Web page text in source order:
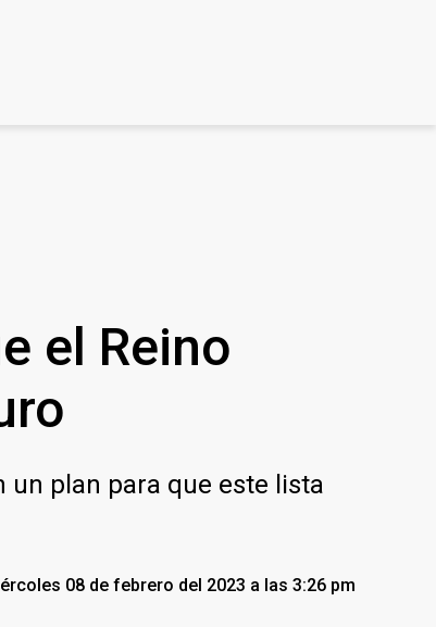
el Reino
un plan para que este lista
08 de febrero del 2023 a las 3:26 pm